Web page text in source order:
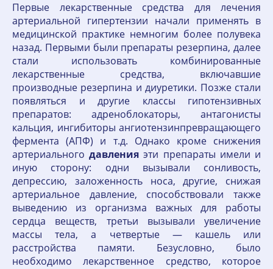
Первые лекарственные средства для лечения
артериальной гипертензии начали применять в
медицинской практике немногим более полувека
назад. Первыми были препараты резерпина, далее
стали использовать комбинированные
лекарственные средства, включавшие
производные резерпина и диуретики. Позже стали
появляться и другие классы гипотензивных
препаратов: адреноблокаторы, антагонисты
кальция, ингибиторы ангиотензинпревращающего
фермента (АПФ) и т.д. Однако кроме снижения
артериальногодавления эти препараты имели и
иную сторону: одни вызывали сонливость,
депрессию, заложенность носа, другие, снижая
артериальное давление, способствовали также
выведению из организма важных для работы
сердца веществ, третьи вызывали увеличение
массы тела, а четвертые — кашель или
расстройства памяти. Безусловно, было
необходимо лекарственное средство, которое